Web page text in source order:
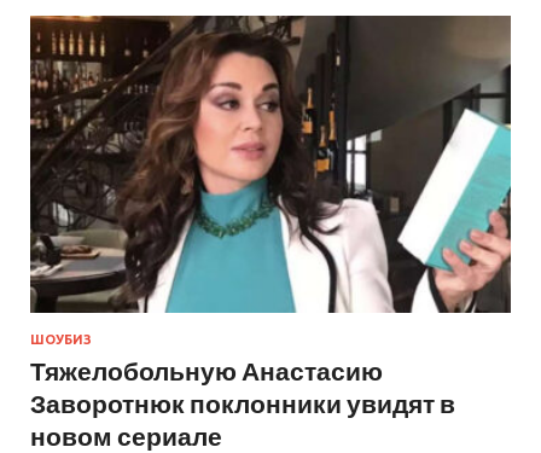
ШОУБИЗ
Тяжелобольную Анастасию
Заворотнюк поклонники увидят в
новом сериале